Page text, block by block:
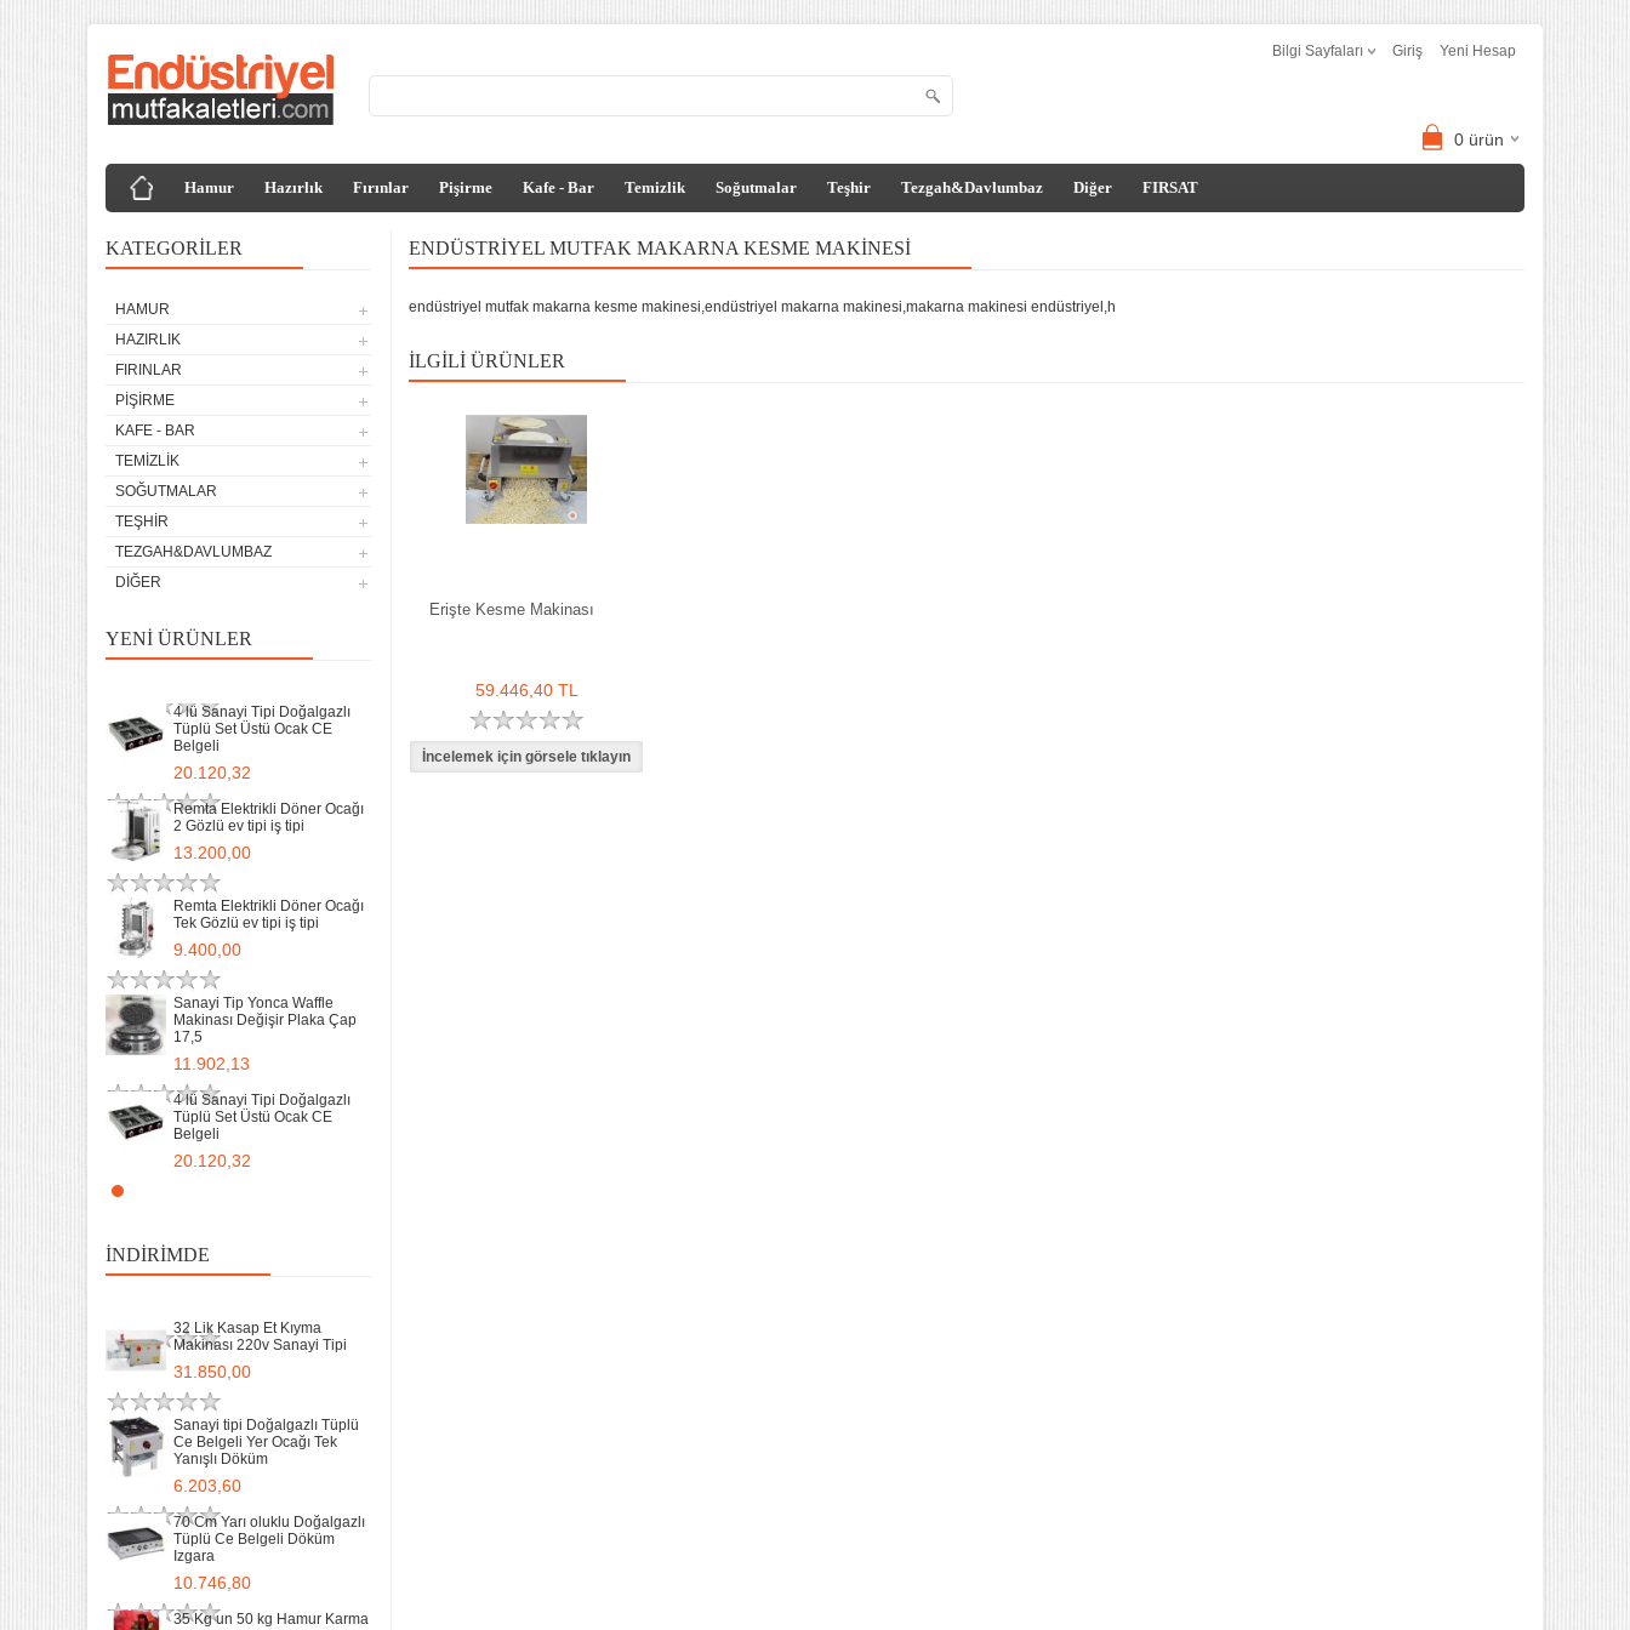
Bilgi Sayfaları Giriş Yeni Hesap
0 ürün
Hamur Hazırlık Fırınlar Pişirme Kafe - Bar Temizlik Soğutmalar Teşhir Tezgah&Davlumbaz Diğer FIRSAT
KATEGORILER
HAMUR
HAZIRLIK
FIRINLAR
PIŞIRME
KAFE - BAR
TEMIZLIK
SOĞUTMALAR
TEŞHIR
TEZGAH&DAVLUMBAZ
DIĞER
YENI ÜRÜNLER
Tüplü Set Üstü Ocak CE
Remta Elektrikli Döner Ocağı
2 Gözlü ev tipi iş tipi
13.200,00
Remta Elektrikli Döner Ocağı
9.400,00
Makinası Değişir Plaka Çap
17,5
4 lü Sanayi Tipi Doğalgazlı
Tüplü Set Üstü Ocak CE
Belgeli
20.120,32
Remta Elektrikli Döner Ocağı
2 Gözlü ev tipi iş tipi
13.200,00
Remta Elektrikli Döner Ocağı
Tek Gözlü ev tipi iş tipi
9.400,00
Sanayi Tip Yonca Waffle
Makinası Değişir Plaka Çap
17,5
11.902,13
4 lü Sanayi Tipi Doğalgazlı
Tüplü Set Üstü Ocak CE
Belgeli
20.120,32
9.400,00
Sanayi Tip Yonca Waffle
Makinası Değişir Plaka Çap
17,5
11.902,13
İNDIRIMDE
32 Lik Kasap Et Kıyma
Makinası 220v Sanayi Tipi
31.850,00
Sanayi tipi Doğalgazlı Tüplü
Ce Belgeli Yer Ocağı Tek
Yanışlı Döküm
6.203,60
70 Cm Yarı oluklu Doğalgazlı
Tüplü Ce Belgeli Döküm
Izgara
Makinesi Yatık Kazan
Devirmeli Tekerlekli Ozay
32 Lik Kasap Et Kıyma
Makinası 220v Sanayi Tipi
31.850,00
Sanayi tipi Doğalgazlı Tüplü
Ce Belgeli Yer Ocağı Tek
Yanışlı Döküm
6.203,60
70 Cm Yarı oluklu Doğalgazlı
Tüplü Ce Belgeli Döküm
Izgara
10.746,80
35 Kg un 50 kg Hamur Karma
ENDÜSTRIYEL MUTFAK MAKARNA KESME MAKINESI
endüstriyel mutfak makarna kesme makinesi,endüstriyel makarna makinesi,makarna makinesi endüstriyel,h
İLGILI ÜRÜNLER
Erişte Kesme Makinası
59.446,40 TL